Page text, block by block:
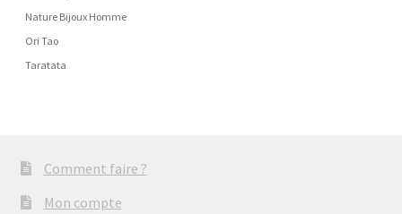
Nature Bijoux Homme
Ori Tao
Taratata
Comment faire ?
Mon compte